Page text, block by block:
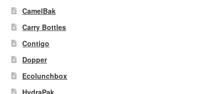
CamelBak
Carry Bottles
Contigo
Dopper
Ecolunchbox
HydraPak